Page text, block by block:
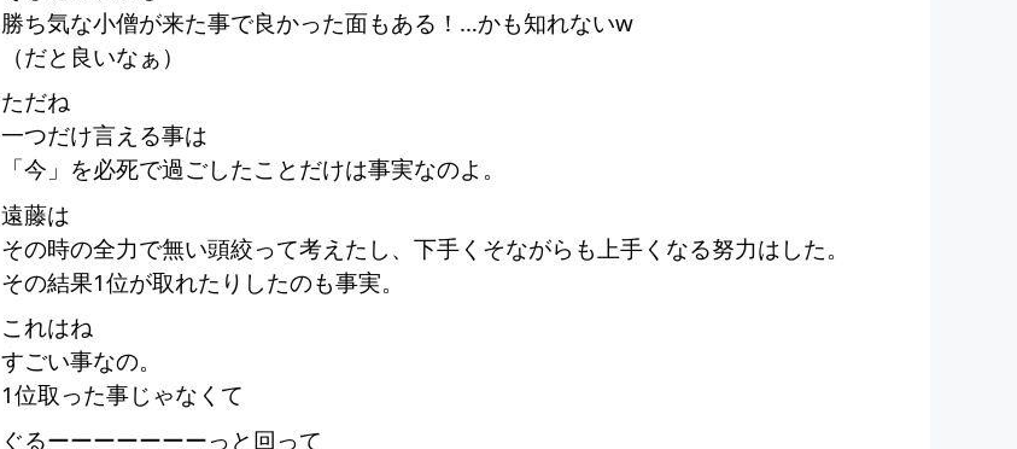
勝ち気な小僧が来た事で良かった面もある！…かも知れないw
（だと良いなぁ）
ただね
一つだけ言える事は
「今」を必死で過ごしたことだけは事実なのよ。
遠藤は
その時の全力で無い頭絞って考えたし、下手くそながらも上手くなる努力はした。
その結果1位が取れたりしたのも事実。
これはね
すごい事なの。
1位取った事じゃなくて
ぐるーーーーーーーっと回って